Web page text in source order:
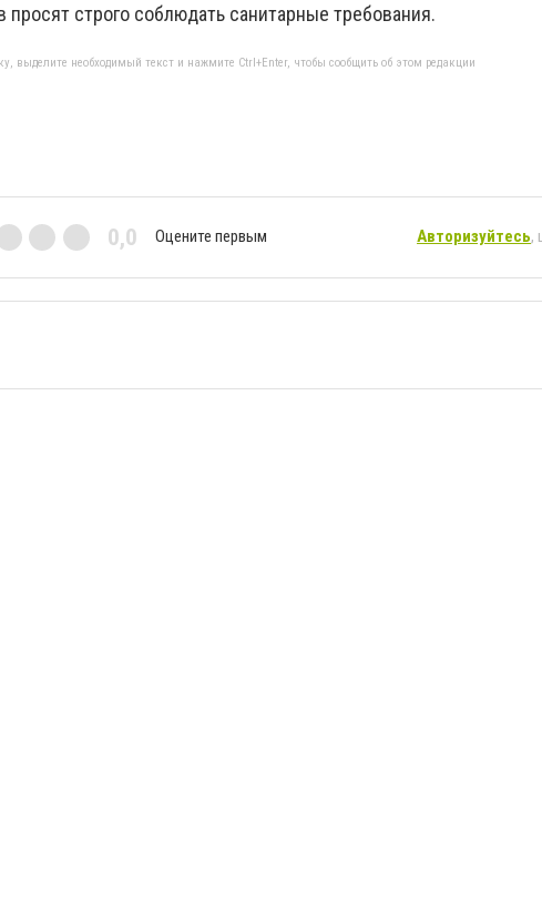
просят строго соблюдать санитарные требования.
выделите необходимый текст и нажмите Ctrl+Enter, чтобы сообщить об этом редакции
0,0 Оцените первым Авторизуйтесь,